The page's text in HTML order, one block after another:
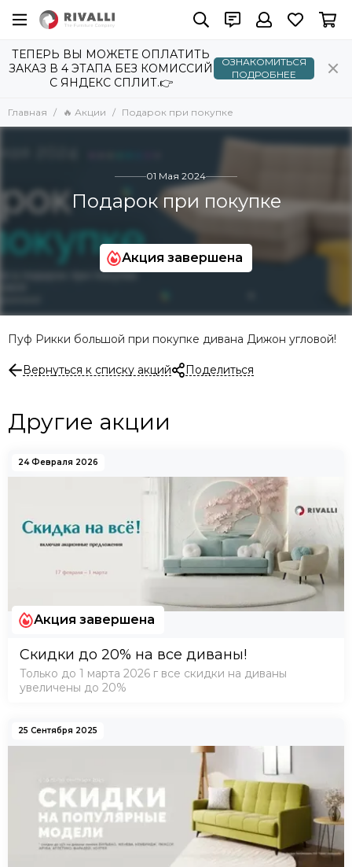
ТЕПЕРЬ ВЫ МОЖЕТЕ ОПЛАТИТЬ
ЗАКАЗ В 4 ЭТАПА БЕЗ КОМИССИЙ
С ЯНДЕКС СПЛИТ.👉
ОЗНАКОМИТЬСЯ
ПОДРОБНЕЕ
Главная 🔥 Акции Подарок при покупке
01 Мая 2024
Подарок при покупке
Акция завершена
Пуф Рикки большой при покупке дивана Дижон угловой!
Вернуться к списку акций Поделиться
Другие акции
24 Февраля 2026
Акция завершена
Скидки до 20% на все диваны!
Только до 1 марта 2026 г все скидки на диваны
увеличены до 20%
25 Сентября 2025